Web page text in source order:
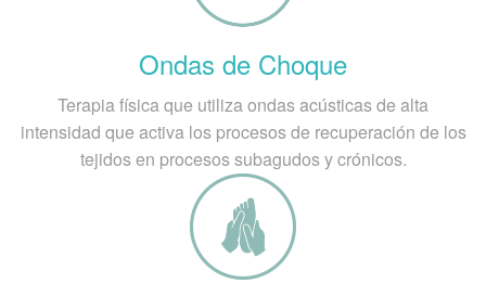
Ondas de Choque
Terapia física que utiliza ondas acústicas de alta
intensidad que activa los procesos de recuperación de los
tejidos en procesos subagudos y crónicos.